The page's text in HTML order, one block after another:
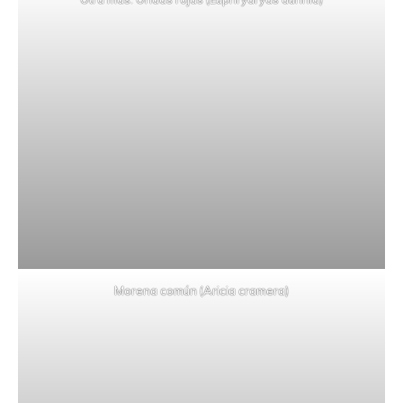
Morena común (Aricia cramera)